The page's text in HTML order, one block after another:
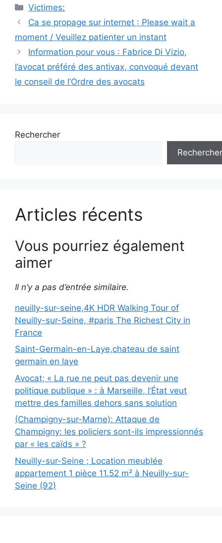
Catégories
Victimes:
Navigation
des
Ca se propage sur internet : Please wait a
moment / Veuillez patienter un instant
Information pour vous : Fabrice Di Vizio,
l’avocat préféré des antivax, convoqué devant
le conseil de l’Ordre des avocats
Rechercher
Rechercher
Articles récents
Vous pourriez également
aimer
Il n’y a pas d’entrée similaire.
neuilly-sur-seine,4K HDR Walking Tour of
Neuilly-sur-Seine, #paris The Richest City in
France
Saint-Germain-en-Laye,chateau de saint
germain en laye
Avocat; « La rue ne peut pas devenir une
politique publique » : à Marseille, l’État veut
mettre des familles dehors sans solution
(Champigny-sur-Marne): Attaque de
Champigny: les policiers sont-ils impressionnés
par « les caïds » ?
Neuilly-sur-Seine ; Location meublée
appartement 1 pièce 11.52 m² à Neuilly-sur-
Seine (92)